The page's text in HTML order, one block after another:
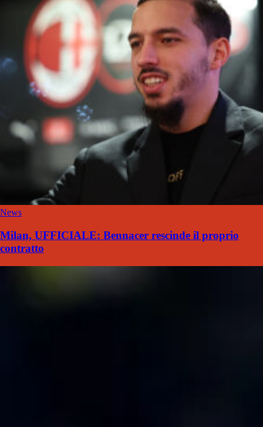
News
Milan, UFFICIALE: Bennacer rescinde il proprio
contratto